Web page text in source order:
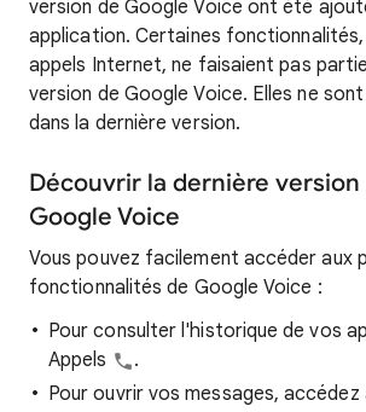
version de Google Voice ont été
application. Certaines
appels Internet, ne faisaient pas
version de Google Voice. Elles ne
dans la dernière version.
Découvrir la dernière version
Google Voice
Vous pouvez facilement accéder aux
fonctionnalités de Google Voice :
Pour consulter l'historique de vos
Appels
.
Pour ouvrir vos messages, accédez